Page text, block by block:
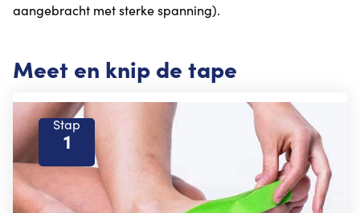
aangebracht met sterke spanning).
Meet en knip de tape
Stap
1